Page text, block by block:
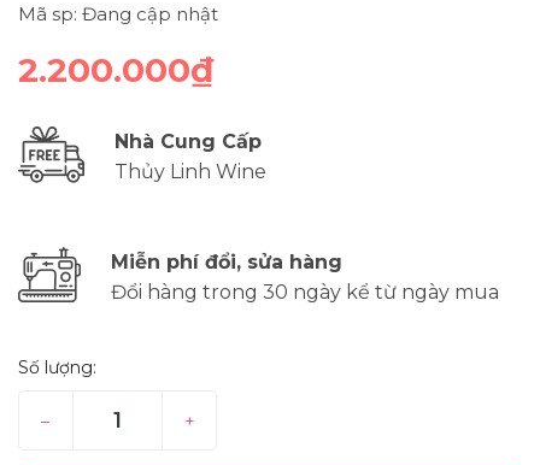
Mã sp: Đang cập nhật
2.200.000₫
Nhà Cung Cấp
Thủy Linh Wine
Miễn phí đổi, sửa hàng
Đổi hàng trong 30 ngày kể từ ngày mua
Số lượng:
– +